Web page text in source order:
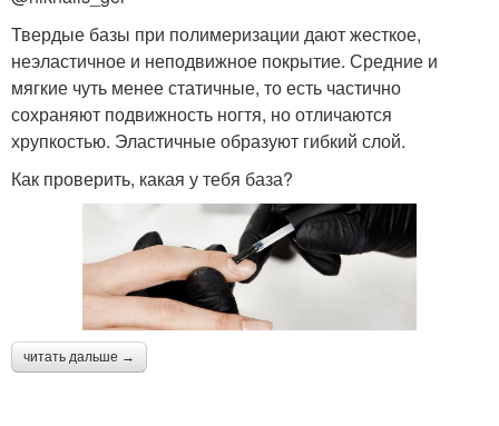
Твердые базы при полимеризации дают жесткое,
неэластичное и неподвижное покрытие. Средние и
мягкие чуть менее статичные, то есть частично
сохраняют подвижность ногтя, но отличаются
хрупкостью. Эластичные образуют гибкий слой.
Как проверить, какая у тебя база?
читать дальше →